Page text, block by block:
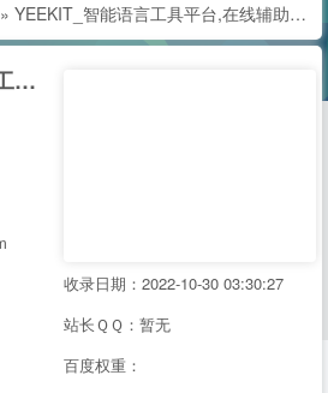
» YEEKIT_智能语言工具平台,在线辅助翻译,翻译工具,字幕通
YEEKIT_智能语言工具平台,在线辅助翻译,翻译工具,字幕通
收录日期：2022-10-30 03:30:27
站长ＱＱ：暂无
百度权重：